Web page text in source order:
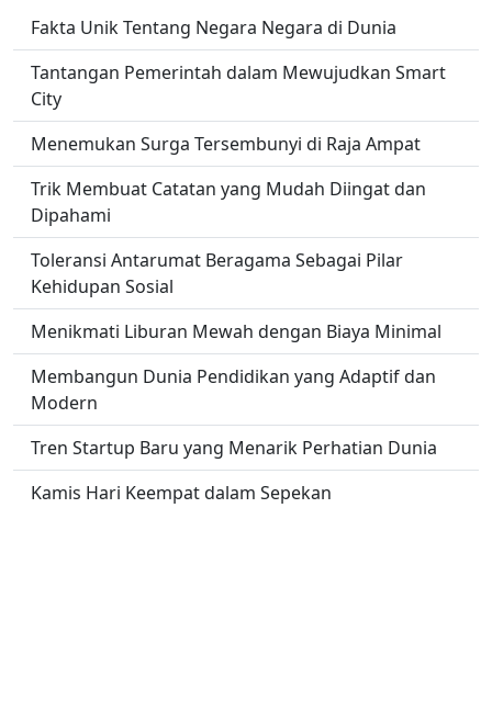
Fakta Unik Tentang Negara Negara di Dunia
Tantangan Pemerintah dalam Mewujudkan Smart
City
Menemukan Surga Tersembunyi di Raja Ampat
Trik Membuat Catatan yang Mudah Diingat dan
Dipahami
Toleransi Antarumat Beragama Sebagai Pilar
Kehidupan Sosial
Menikmati Liburan Mewah dengan Biaya Minimal
Membangun Dunia Pendidikan yang Adaptif dan
Modern
Tren Startup Baru yang Menarik Perhatian Dunia
Kamis Hari Keempat dalam Sepekan